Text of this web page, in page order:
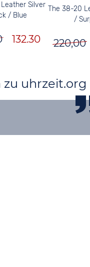
Silver
/ Blue
132.30
The 38-20
/
220,00
uhrzeit.org